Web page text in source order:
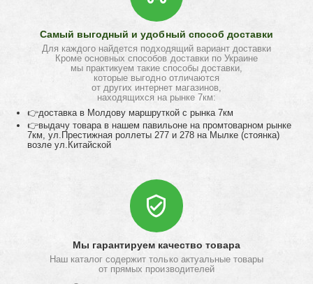
Самый выгодный и удобный способ доставки
Для каждого найдется подходящий вариант доставки
Кроме основных способов доставки по Украине
мы практикуем такие способы доставки,
которые выгодно отличаются
от других интернет магазинов,
находящихся на рынке 7км:
👉доставка в Молдову маршруткой с рынка 7км
👉выдачу товара в нашем павильоне на промтоварном рынке
7км, ул.Престижная роллеты 277 и 278 на Мылке (стоянка)
возле ул.Китайской
Мы гарантируем качество товара
Наш каталог содержит только актуальные товары
от прямых производителей